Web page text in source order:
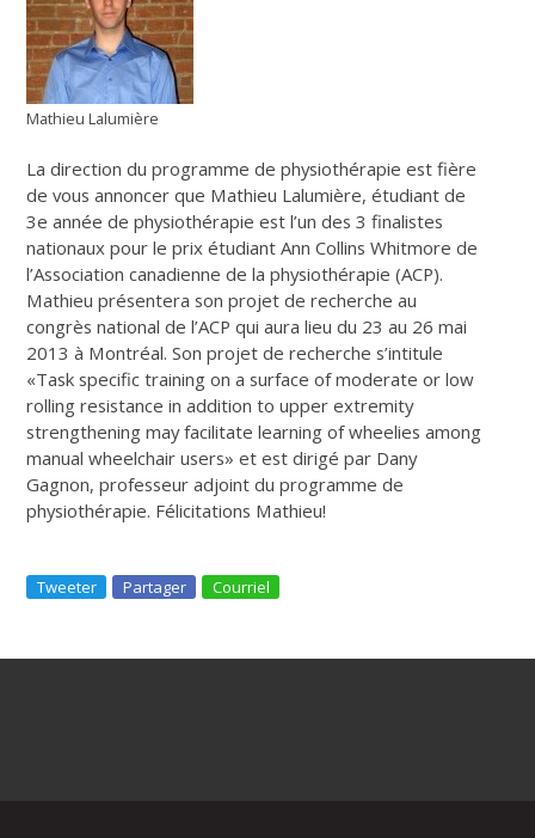
Mathieu Lalumière
La direction du programme de physiothérapie est fière
de vous annoncer que Mathieu Lalumière, étudiant de
3e année de physiothérapie est l’un des 3 finalistes
nationaux pour le prix étudiant Ann Collins Whitmore de
l’Association canadienne de la physiothérapie (ACP).
Mathieu présentera son projet de recherche au
congrès national de l’ACP qui aura lieu du 23 au 26 mai
2013 à Montréal. Son projet de recherche s’intitule
«Task specific training on a surface of moderate or low
rolling resistance in addition to upper extremity
strengthening may facilitate learning of wheelies among
manual wheelchair users» et est dirigé par Dany
Gagnon, professeur adjoint du programme de
physiothérapie. Félicitations Mathieu!
Tweeter Partager Courriel